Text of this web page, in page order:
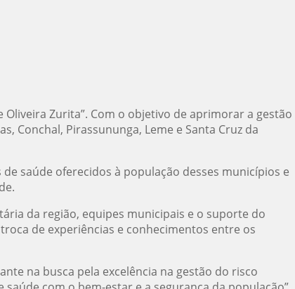
Zurita”. Com o objetivo de aprimorar a gestão
Conchal, Pirassununga, Leme e Santa Cruz da
saúde oferecidos à população desses municípios e
da região, equipes municipais e o suporte do
de experiências e conhecimentos entre os
na busca pela excelência na gestão do risco